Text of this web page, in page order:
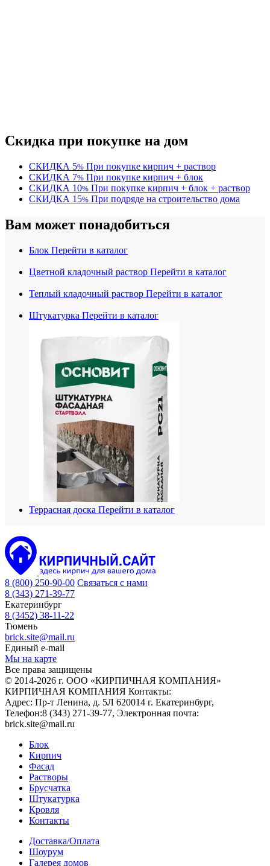
Скидка при покупке на дом
СКИДКА 5% При покупке кирпич + раствор
СКИДКА 7% При покупке кирпич + блок
СКИДКА 10% При покупке кирпич + блок + раствор
СКИДКА 15% При подряде на строительство дома
Вам может понадобиться
Блок Перейти в каталог
Цветной кладочный раствор Перейти в каталог
Теплый кладочный раствор Перейти в каталог
Штукатурка Перейти в каталог
Террасная доска Перейти в каталог
8 (800) 250-90-00 Связаться с нами
8 (343) 271-39-77
Екатеринбург
8 (3452) 38-11-22
Тюмень
brick.site@mail.ru
Единый e-mail
Мы на карте
Все права защищены
© 2014-2026 г. ООО «КИРПИЧНАЯ КОМПАНИЯ»
КИРПИЧНАЯ КОМПАНИЯ Контакты:
Адрес: Пр-т Ленина, д. 5Л 620014 г. Екатеринбург,
Телефон:8 (343) 271-39-77, Электронная почта:
brick.site@mail.ru
Блок
Кирпич
Фасад
Растворы
Брусчатка
Штукатурка
Кровля
Контакты
Доставка/Оплата
Шоурум
Галерея домов